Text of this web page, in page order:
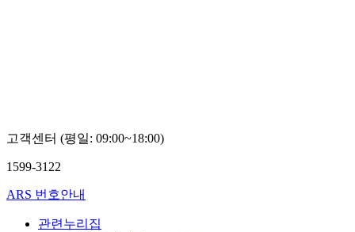
고객센터 (평일: 09:00~18:00)
1599-3122
ARS 번호안내
관련누리집